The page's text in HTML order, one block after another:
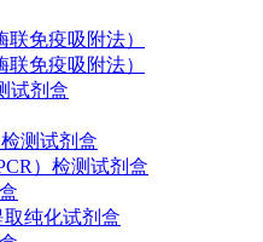
免疫吸附法）
免疫吸附法）
试剂盒
测试剂盒
）检测试剂盒
纯化试剂盒